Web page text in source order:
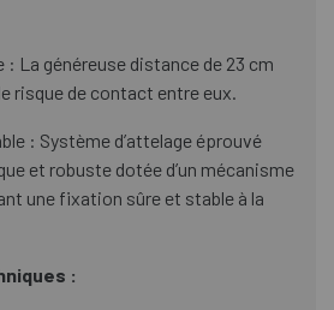
La généreuse distance de 23 cm
risque de contact entre eux.
: Système d’attelage éprouvé
et robuste dotée d’un mécanisme
une fixation sûre et stable à la
: